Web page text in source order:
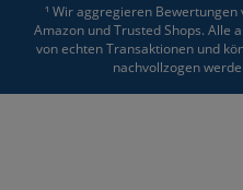
¹ Wir aggregieren
Amazon und Trusted Shops. Alle
von echten Transaktionen und
nachvollzogen